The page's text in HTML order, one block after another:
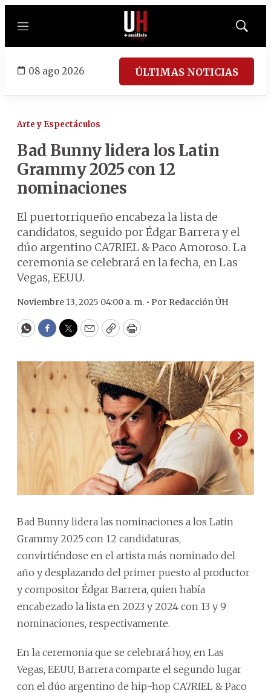
Menú
Mostrar
08 ago 2026 ÚLTIMAS NOTICIAS
Arte y Espectáculos
Bad Bunny lidera los Latin
Grammy 2025 con 12
nominaciones
El puertorriqueño encabeza la lista de
candidatos, seguido por Édgar Barrera y el
dúo argentino CA7RIEL & Paco Amoroso. La
ceremonia se celebrará en la fecha, en Las
Vegas, EEUU.
Noviembre 13, 2025 04:00 a. m. • Por Redacción ÚH
WhatsApp
Facebook
Twitter
EmailCopyPrint
Bad Bunny lidera las nominaciones a los Latin
Grammy 2025 con 12 candidaturas,
convirtiéndose en el artista más nominado del
año y desplazando del primer puesto al productor
y compositor Édgar Barrera, quien había
encabezado la lista en 2023 y 2024 con 13 y 9
nominaciones, respectivamente.
En la ceremonia que se celebrará hoy, en Las
Vegas, EEUU, Barrera comparte el segundo lugar
con el dúo argentino de hip-hop CA7RIEL & Paco